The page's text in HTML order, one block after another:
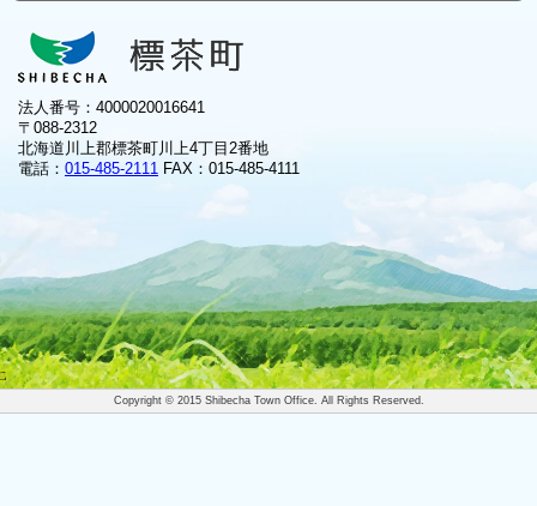
法人番号：4000020016641
〒088-2312
北海道川上郡標茶町川上4丁目2番地
電話： 015-485-2111 FAX：015-485-4111
Copyright © 2015 Shibecha Town Office. All Rights Reserved.